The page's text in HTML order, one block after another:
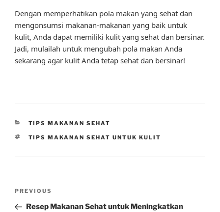
Dengan memperhatikan pola makan yang sehat dan
mengonsumsi makanan-makanan yang baik untuk
kulit, Anda dapat memiliki kulit yang sehat dan bersinar.
Jadi, mulailah untuk mengubah pola makan Anda
sekarang agar kulit Anda tetap sehat dan bersinar!
CATEGORIES
TIPS MAKANAN SEHAT
TAGS
TIPS MAKANAN SEHAT UNTUK KULIT
Previous
Post
PREVIOUS
Resep Makanan Sehat untuk Meningkatkan